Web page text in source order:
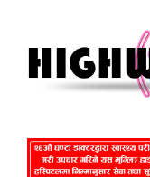
गृहपृष्ठ
ताजा
समाचार